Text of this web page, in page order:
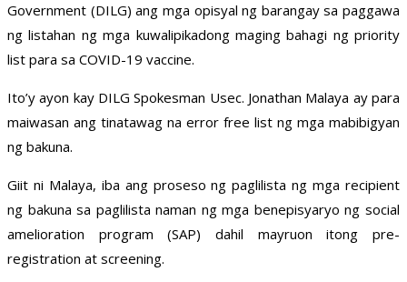
Government (DILG) ang mga opisyal ng barangay sa paggawa
ng listahan ng mga kuwalipikadong maging bahagi ng priority
list para sa COVID-19 vaccine.
Ito’y ayon kay DILG Spokesman Usec. Jonathan Malaya ay para
maiwasan ang tinatawag na error free list ng mga mabibigyan
ng bakuna.
Giit ni Malaya, iba ang proseso ng paglilista ng mga recipient
ng bakuna sa paglilista naman ng mga benepisyaryo ng social
amelioration program (SAP) dahil mayruon itong pre-
registration at screening.